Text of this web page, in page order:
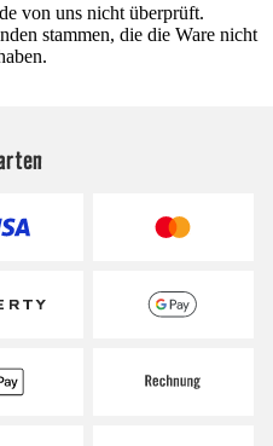
von uns nicht überprüft.
stammen, die die Ware nicht